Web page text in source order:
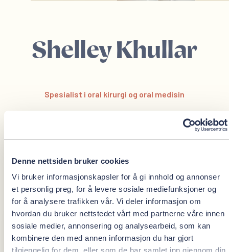
Denne nettsiden bruker cookies
Vi bruker informasjonskapsler for å gi innhold og annonser
et personlig preg, for å levere sosiale mediefunksjoner og
for å analysere trafikken vår. Vi deler informasjon om
hvordan du bruker nettstedet vårt med partnerne våre innen
sosiale medier, annonsering og analysearbeid, som kan
kombinere den med annen informasjon du har gjort
tilgjengelig for dem, eller som de har samlet inn gjennom din
Shelley Khullar
Spesialist i oral kirurgi og oral medisin
Oris Dental Drammen
shelley.khullar@orisdental.no
BDS FDSRCS dr.Odont/Ph.d MsC:
BDS University of Manchester, UK, 1986
FDSRCS, Royal College of Surgeons, London, 1992